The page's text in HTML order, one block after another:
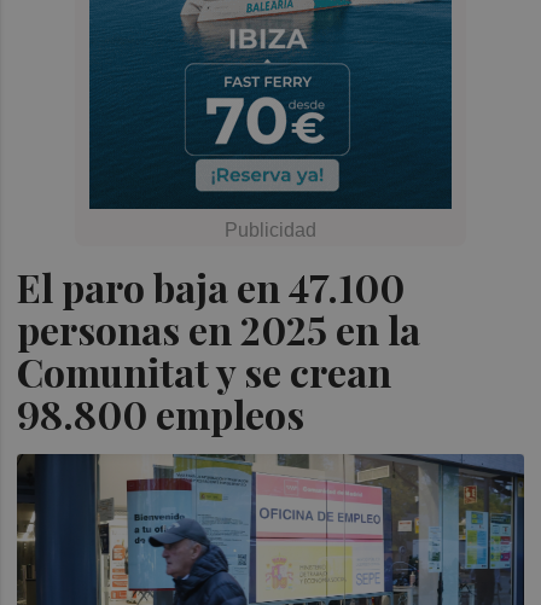
El paro baja en 47.100
personas en 2025 en la
Comunitat y se crean
98.800 empleos